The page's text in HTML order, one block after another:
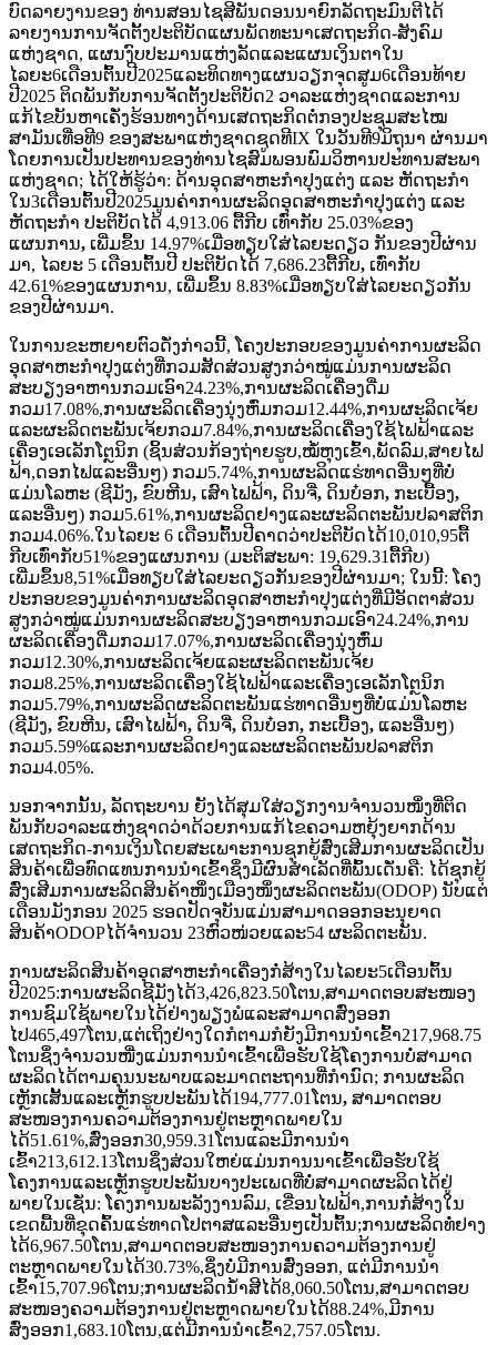
ບົດລາຍງານຂອງ ທ່ານສອນໄຊສີພັນດອນນາຍົກລັດຖະມົນຕີໄດ້
ລາຍງານການຈັດຕັ້ງປະຕິບັດແຜນພັດທະນາເສດຖະກິດ-ສັງຄົມ
ແຫ່ງຊາດ, ແຜນງົບປະມານແຫ່ງລັດແລະແຜນເງິນຕາໃນ
ໄລຍະ6ເດືອນຕົ້ນປີ2025ແລະທິດທາງແຜນວຽກຈຸດສູມ6ເດືອນທ້າຍ
ປີ2025 ຕິດພັນກັບການຈັດຕັ້ງປະຕິບັດ2 ວາລະແຫ່ງຊາດແລະການ
ແກ້ໄຂບັນຫາເຄັ່ງຮ້ອນທາງດ້ານເສດຖະກິດຕໍ່ກອງປະຊຸມສະໄໝ
ສາມັນເທື່ອທີ9 ຂອງສະພາແຫ່ງຊາດຊູດທີIX ໃນວັນທີ9ມິຖຸນາ ຜ່ານມາ
ໂດຍການເປັນປະທານຂອງທ່ານໄຊສົມພອນພົມວິຫານປະທານສະພາ
ແຫ່ງຊາດ; ໄດ້ໃຫ້ຮູ້ວ່າ: ດ້ານອຸດສາຫະກໍາປຸງແຕ່ງ ແລະ ຫັດຖະກໍາ
ໃນ3ເດືອນຕົ້ນປີ2025ມູນຄ່າການຜະລິດອຸດສາຫະກໍາປຸງແຕ່ງ ແລະ
ຫັດຖະກໍາ ປະຕິບັດໄດ້ 4,913.06 ຕື້ກີບ ເທົ່າກັບ 25.03%ຂອງ
ແຜນການ, ເພີ່ມຂຶ້ນ 14.97%ເມື່ອທຽບໃສ່ໄລຍະດຽວ ກັນຂອງປີຜ່ານ
ມາ, ໄລຍະ 5 ເດືອນຕົ້ນປີ ປະຕິບັດໄດ້ 7,686.23ຕື້ກີບ, ເທົ່າກັບ
42.61%ຂອງແຜນການ, ເພີ່ມຂຶ້ນ 8.83%ເມື່ອທຽບໃສ່ໄລຍະດຽວກັນ
ຂອງປີຜ່ານມາ.
ໃນການຂະຫຍາຍຕົວດັ່ງກ່າວນີ້, ໂຄງປະກອບຂອງມູນຄ່າການຜະລິດ
ອຸດສາຫະກໍາປຸງແຕ່ງທີ່ກວມສັດສ່ວນສູງກວ່າໝູ່ແມ່ນການຜະລິດ
ສະບຽງອາຫານກວມເອົາ24.23%,ການຜະລິດເຄື່ອງດື່ມ
ກວມ17.08%,ການຜະລິດເຄື່ອງນຸ່ງຫົ່ມກວມ12.44%,ການຜະລິດເຈ້ຍ
ແລະຜະລິດຕະພັນເຈ້ຍກວມ7.84%,ການຜະລິດເຄື່ອງໃຊ້ໄຟຟ້າແລະ
ເຄື່ອງເອເລັກໂຕຼນິກ (ຊິ້ນສ່ວນກ້ອງຖ່າຍຮູບ,ໝໍ້ຫຸງເຂົ້າ,ພັດລົມ,ສາຍໄຟ
ຟ້າ,ດອກໄຟແລະອື່ນໆ) ກວມ5.74%,ການຜະລິດແຮ່ທາດອື່ນໆທີ່ບໍ່
ແມ່ນໂລຫະ (ຊີມັງ, ຂົບຫີນ, ເສົາໄຟຟ້າ, ດິນຈີ່, ດິນບ໋ອກ, ກະເບື້ອງ,
ແລະອື່ນໆ) ກວມ5.61%,ການຜະລິດຢາງແລະຜະລິດຕະພັນປລາສຕິກ
ກວມ4.06%.ໃນໄລຍະ 6 ເດືອນຕົ້ນປີຄາດວ່າປະຕິບັດໄດ້10,010,95ຕື້
ກີບເທົ່າກັບ51%ຂອງແຜນການ (ມະຕິສະພາ: 19,629.31ຕື້ກີບ)
ເພີ່ມຂຶ້ນ8,51%ເມື່ອທຽບໃສ່ໄລຍະດຽວກັນຂອງປີຜ່ານມາ; ໃນນີ້: ໂຄງ
ປະກອບຂອງມູນຄ່າການຜະລິດອຸດສາຫະກໍາປຸງແຕ່ງທີ່ມີອັດຕາສ່ວນ
ສູງກວ່າໝູ່ແມ່ນການຜະລິດສະບຽງອາຫານກວມເອົາ24.24%,ການ
ຜະລິດເຄື່ອງດື່ມກວມ17.07%,ການຜະລິດເຄື່ອງນຸ່ງຫົ່ມ
ກວມ12.30%,ການຜະລິດເຈ້ຍແລະຜະລິດຕະພັນເຈ້ຍ
ກວມ8.25%,ການຜະລິດເຄື່ອງໃຊ້ໄຟຟ້າແລະເຄື່ອງເອເລັກໂຕຼນິກ
ກວມ5.79%,ການຜະລິດຜະລິດຕະພັນແຮ່ທາດອື່ນໆທີ່ບໍ່ແມ່ນໂລຫະ
(ຊີມັງ, ຂົບຫີນ, ເສົາໄຟຟ້າ, ດິນຈີ່, ດິນບ໋ອກ, ກະເບື້ອງ, ແລະອື່ນໆ)
ກວມ5.59%ແລະການຜະລິດຢາງແລະຜະລິດຕະພັນປລາສຕິກ
ກວມ4.05%.
ນອກຈາກນັ້ນ, ລັດຖະບານ ຍັງໄດ້ສຸມໃສ່ວຽກງານຈໍານວນໜຶ່ງທີ່ຕິດ
ພັນກັບວາລະແຫ່ງຊາດວ່າດ້ວຍການແກ້ໄຂຄວາມຫຍຸ້ງຍາກດ້ານ
ເສດຖະກິດ-ການເງິນໂດຍສະເພາະການຊຸກຍູ້ສົ່ງເສີມການຜະລິດເປັນ
ສິນຄ້າເພື່ອທົດແທນການນໍາເຂົ້າຊຶ່ງມີຜົນສໍາເລັດທີ່ພົ້ນເດັ່ນຄື: ໄດ້ຊຸກຍູ້
ສົ່ງເສີມການຜະລິດສິນຄ້າໜຶ່ງເມືອງໜຶ່ງຜະລິດຕະພັນ(ODOP) ນັບແຕ່
ເດືອນມັງກອນ 2025 ຮອດປັດຈຸບັນແມ່ນສາມາດອອກອະນຸຍາດ
ສິນຄ້າODOPໄດ້ຈໍານວນ 23ຫົວໜ່ວຍແລະ54 ຜະລິດຕະພັນ.
ການຜະລິດສິນຄ້າອຸດສາຫະກໍາເຄື່ອງກໍ່ສ້າງໃນໄລຍະ5ເດືອນຕົ້ນ
ປີ2025:ການຜະລິດຊີມັງໄດ້3,426,823.50ໂຕນ,ສາມາດຕອບສະໜອງ
ການຊົມໃຊ້ພາຍໃນໄດ້ຢ່າງພຽງພໍແລະສາມາດສົ່ງອອກ
ໄປ465,497ໂຕນ,ແຕ່ເຖິງຢ່າງໃດກໍຕາມກໍຍັງມີການນໍາເຂົ້າ217,968.75
ໂຕນຊຶ່ງຈໍານວນໜື່ງແມ່ນການນໍາເຂົ້າເພື່ອຮັບໃຊ້ໂຄງການບໍ່ສາມາດ
ຜະລິດໄດ້ຕາມຄຸນນະພາບແລະມາດຕະຖານທີ່ກໍານົດ; ການຜະລິດ
ເຫຼັກເສັ້ນແລະເຫຼັກຮູບປະພັນໄດ້194,777.01ໂຕນ, ສາມາດຕອບ
ສະໜອງການຄວາມຕ້ອງການຢູ່ຕະຫຼາດພາຍໃນ
ໄດ້51.61%,ສົ່ງອອກ30,959.31ໂຕນແລະມີການນໍາ
ເຂົ້າ213,612.13ໂຕນຊຶ່ງສ່ວນໃຫຍ່ແມ່ນການນາເຂົ້າເພື່ອຮັບໃຊ້
ໂຄງການແລະເຫຼັກຮູບປະພັນບາງປະເພດທີ່ບໍ່ສາມາດຜະລິດໄດ້ຢູ່
ພາຍໃນເຊັ່ນ: ໂຄງການພະລັງງານລົມ, ເຂື່ອນໄຟຟ້າ,ການກໍ່ສ້າງໃນ
ເຂດພື້ນທີ່ຂຸດຄົ້ນແຮ່ທາດໂປຕາສແລະອື່ນໆເປັນຕົ້ນ;ການຜະລິດທໍ່ຢາງ
ໄດ້6,967.50ໂຕນ,ສາມາດຕອບສະໜອງການຄວາມຕ້ອງການຢູ່
ຕະຫຼາດພາຍໃນໄດ້30.73%,ຊຶ່ງບໍ່ມີການສົ່ງອອກ, ແຕ່ມີການນໍາ
ເຂົ້າ15,707.96ໂຕນ;ການຜະລິດນໍ້າສີໄດ້8,060.50ໂຕນ,ສາມາດຕອບ
ສະໜອງຄວາມຕ້ອງການຢູ່ຕະຫຼາດພາຍໃນໄດ້88.24%,ມີການ
ສົ່ງອອກ1,683.10ໂຕນ,ແຕ່ມີການນໍາເຂົ້າ2,757.05ໂຕນ.